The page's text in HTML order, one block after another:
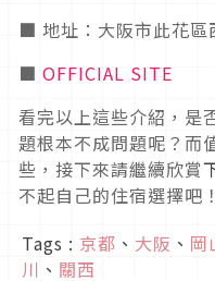
■ 地址：大阪市此花區
■ OFFICIAL SITE
看完以上這些介紹，是
題根本不成問題呢？而
些，接下來請繼續欣賞
不起自己的住宿選擇吧！
Tags : 京都 、 大阪 、 岡
川 、 關西